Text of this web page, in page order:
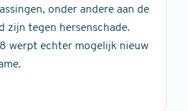
onder andere aan de
zijn tegen hersenschade.
werpt echter mogelijk nieuw